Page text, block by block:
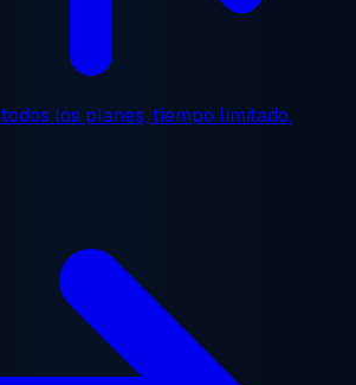
todos los planes, tiempo limitado.